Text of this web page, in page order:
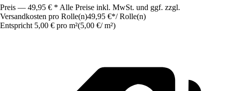
Preis — 49,95 € * Alle Preise inkl. MwSt. und ggf. zzgl.
Versandkosten pro Rolle(n)49,95 €*/ Rolle(n)
Entspricht 5,00 € pro m²(5,00 €/ m²)